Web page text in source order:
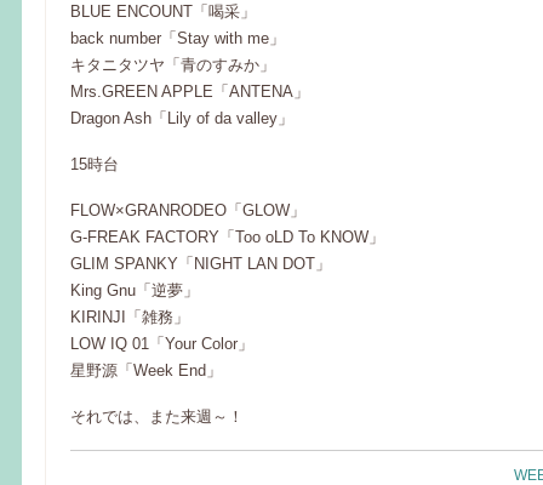
BLUE ENCOUNT「喝采」
back number「Stay with me」
キタニタツヤ「青のすみか」
Mrs.GREEN APPLE「ANTENA」
Dragon Ash「Lily of da valley」
15時台
FLOW×GRANRODEO「GLOW」
G-FREAK FACTORY「Too oLD To KNOW」
GLIM SPANKY「NIGHT LAN DOT」
King Gnu「逆夢」
KIRINJI「雑務」
LOW IQ 01「Your Color」
星野源「Week End」
それでは、また来週～！